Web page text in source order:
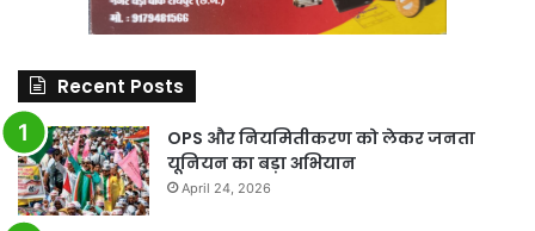
Recent Posts
OPS और नियमितीकरण को लेकर जनता
यूनियन का बड़ा अभियान
April 24, 2026